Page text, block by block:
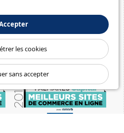
les cookies
sans accepter